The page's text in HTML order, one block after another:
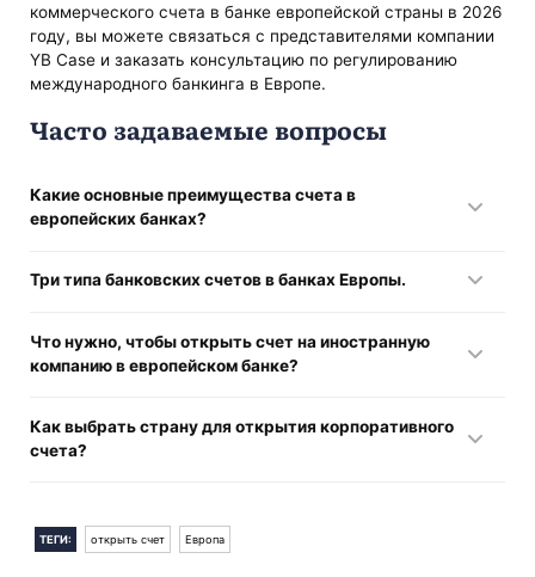
коммерческого счета в банке европейской страны в 2026
году, вы можете связаться с представителями компании
YB Case и заказать консультацию по регулированию
международного банкинга в Европе.
Часто задаваемые вопросы
Какие основные преимущества счета в
европейских банках?
станут доступны следующие выгоды:
Мультивалютные счета.
поставщиками и заказчиками.
Удаленное управление финансами.
Три типа банковских счетов в банках Европы.
вы можете открыть один из трех типов счетов в Европе:
Инвестиционный.
Что нужно, чтобы открыть счет на иностранную
компанию в европейском банке?
каждом конкретном банке. Обычно банки запрашивают:
Устав.
Как выбрать страну для открытия корпоративного
счета?
ТЕГИ: открыть счет Европа